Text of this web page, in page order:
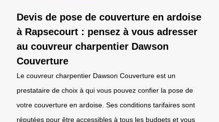
Devis de pose de couverture en ardoise
à Rapsecourt : pensez à vous adresser
au couvreur charpentier Dawson
Couverture
Le couvreur charpentier Dawson Couverture est un
prestataire de choix à qui vous pouvez confier la pose de
votre couverture en ardoise. Ses conditions tarifaires sont
réputées pour être accessibles à tous les budgets et vous